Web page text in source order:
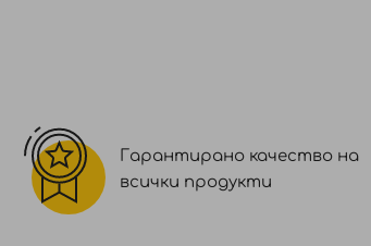
Гарантирано качество на
всички продукти